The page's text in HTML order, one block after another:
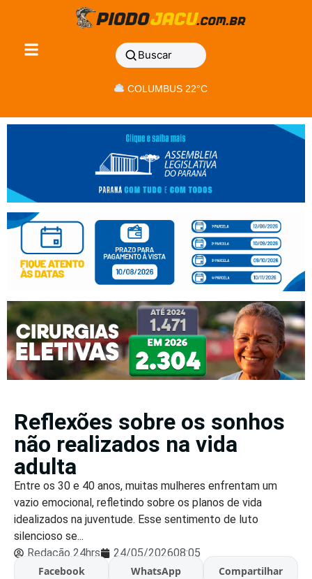
Buscar
COLUMBUS 22°C
Reflexões sobre os sonhos
não realizados na vida
adulta
Entre os 30 e 40 anos, muitas mulheres enfrentam um
vazio emocional, refletindo sobre os planos de vida
idealizados na juventude. Esse sentimento de luto
silencioso se...
Redação 24hrs
24/05/202608:05
Facebook
WhatsApp Compartilhar